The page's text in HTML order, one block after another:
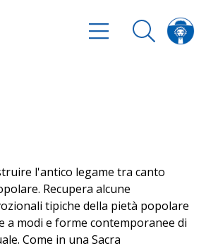
l'antico legame tra canto
Recupera alcune
tipiche della pietà popolare
a modi e forme contemporanee di
Come in una Sacra